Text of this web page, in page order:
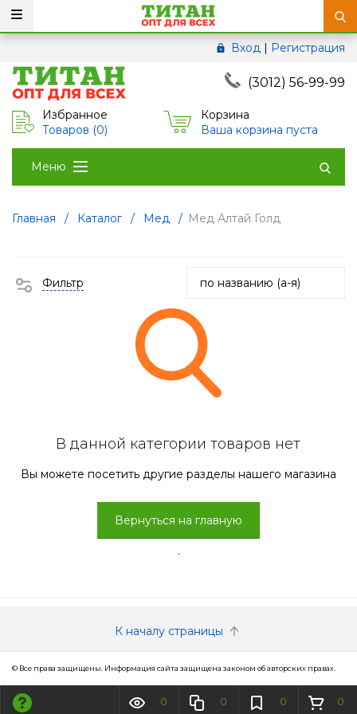
0 0 0 0
Вход | Регистрация
(3012) 56-99-99
Избранное
Товаров (0)
Корзина
Ваша корзина пуста
Меню
Главная / Каталог / Мед / Мед Алтай Голд
Фильтр
В данной категории товаров нет
Вы можете посетить другие разделы нашего магазина
Вернуться на главную
.
К началу страницы
© Все права защищены. Информация сайта защищена законом об авторских правах.